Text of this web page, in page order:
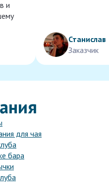
и
Станислав
Заказчик
для чая
бара